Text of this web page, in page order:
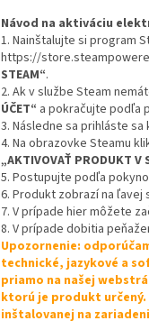
Návod na aktiváciu
1. Nainštalujte si program
https://
STEAM“.
2. Ak v službe Steam
ÚČET“ a pokračujte podľa
3. Následne sa prihláste
4. Na obrazovke Steamu
„AKTIVOVAŤ PRODUKT V
5. Postupujte podľa
6. Produkt zobrazí na ľavej
7. V prípade hier môžete
8. V prípade dobitia
Upozornenie:
technické, jazykové a
priamo na našej
ktorú je produkt určený.
inštalovanej na